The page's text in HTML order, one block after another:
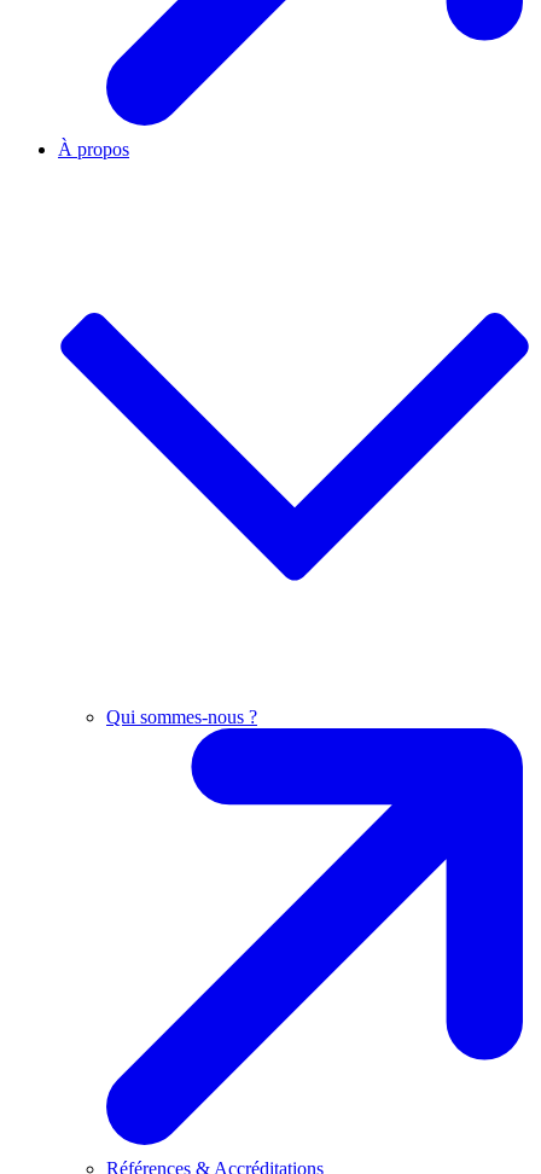
À propos
Qui sommes-nous ?
Références & Accréditations